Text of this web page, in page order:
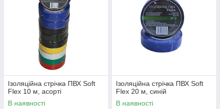
Ізоляційна стрічка ПВХ Soft
Flex 10 м, асорті
В наявності
Ізоляційна стрічка ПВХ Soft
Flex 20 м, синій
В наявності